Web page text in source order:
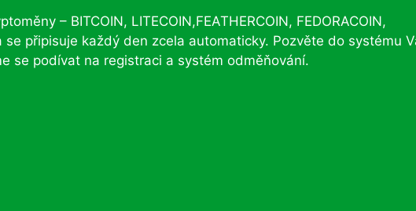
– BITCOIN, LITECOIN,FEATHERCOIN, FEDORACOIN,
se připisuje každý den zcela automaticky. Pozvěte do systému
se podívat na registraci a systém odměňování.